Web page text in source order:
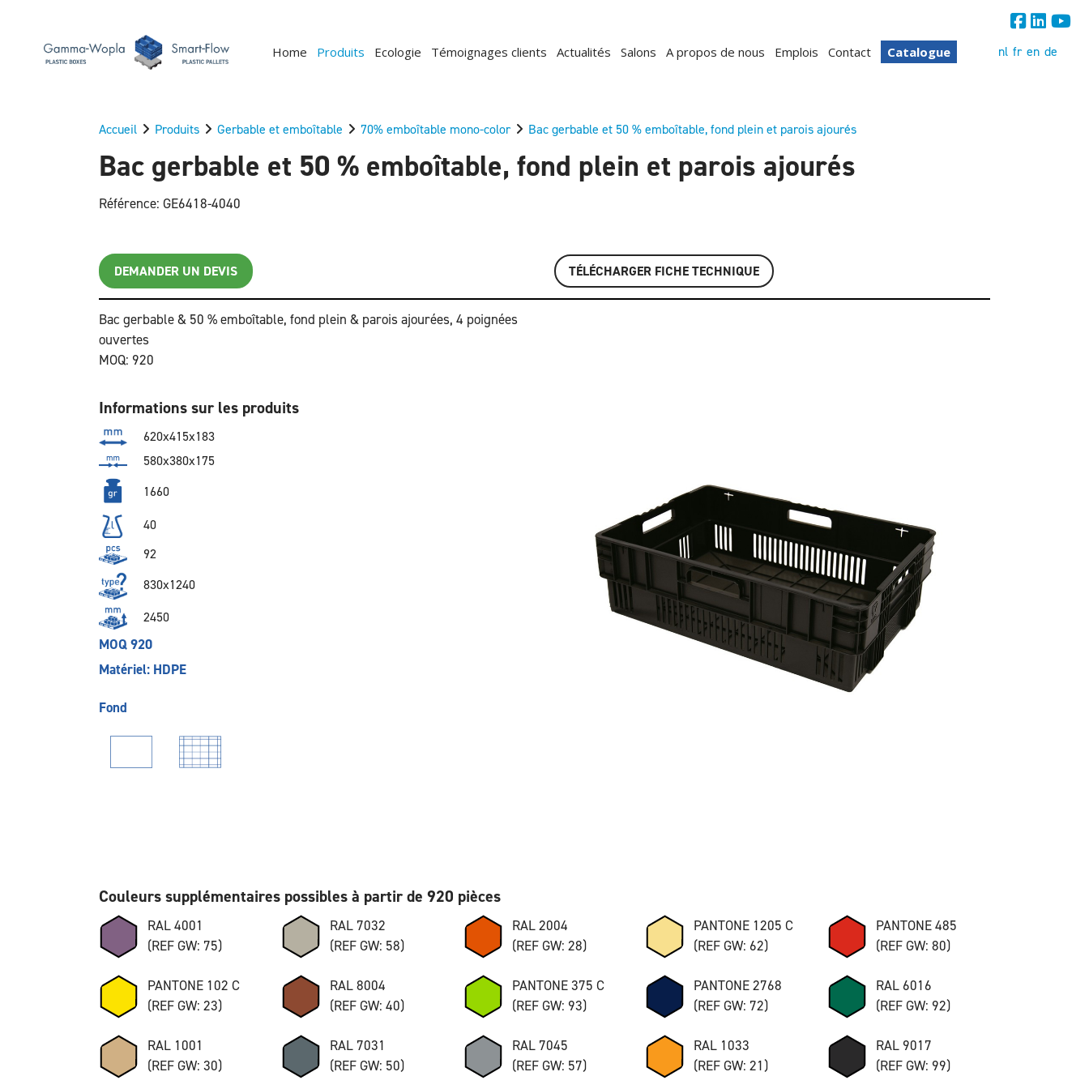
Home Produits Ecologie Témoignages clients Actualités Salons A propos de nous Emplois Contact Catalogue nl fr en de
Accueil Produits Gerbable et emboîtable 70% emboîtable mono-color Bac gerbable et 50 % emboîtable, fond plein et parois ajourés
Bac gerbable et 50 % emboîtable, fond plein et parois ajourés
Référence: GE6418-4040
DEMANDER UN DEVIS TÉLÉCHARGER FICHE TECHNIQUE
Bac gerbable & 50 % emboîtable, fond plein & parois ajourées, 4 poignées
ouvertes
MOQ: 920
Informations sur les produits
620x415x183
580x380x175
1660
40
92
830x1240
2450
MOQ 920
Matériel: HDPE
Fond
Couleurs supplémentaires possibles à partir de 920 pièces
RAL 4001
(REF GW: 75)
RAL 7032
(REF GW: 58)
RAL 2004
(REF GW: 28)
PANTONE 1205 C
(REF GW: 62)
PANTONE 485
(REF GW: 80)
PANTONE 102 C
(REF GW: 23)
RAL 8004
(REF GW: 40)
PANTONE 375 C
(REF GW: 93)
PANTONE 2768
(REF GW: 72)
RAL 6016
(REF GW: 92)
RAL 1001
(REF GW: 30)
RAL 7031
(REF GW: 50)
RAL 7045
(REF GW: 57)
RAL 1033
(REF GW: 21)
RAL 9017
(REF GW: 99)